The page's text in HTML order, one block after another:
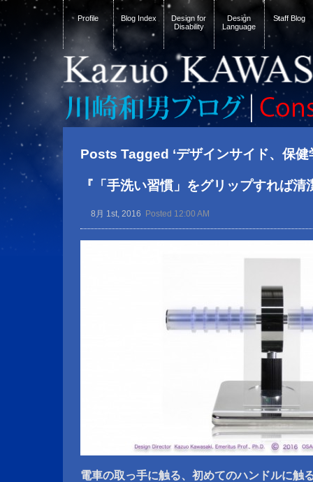
Profile Blog Index
Design for
Disability
Design
Language
Staff Blog
Posts Tagged ‘デザインサイド、保健
『「手洗い習慣」をグリップすれば
8月 1st, 2016 Posted 12:00 AM
電車の取っ手に触る、初めてのハンドルに触